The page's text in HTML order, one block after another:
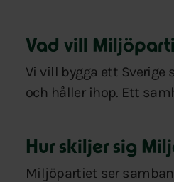
Vad vill
Vi vill bygga ett
och håller ihop. Ett
Hur skiljer sig
Miljöpartiet ser